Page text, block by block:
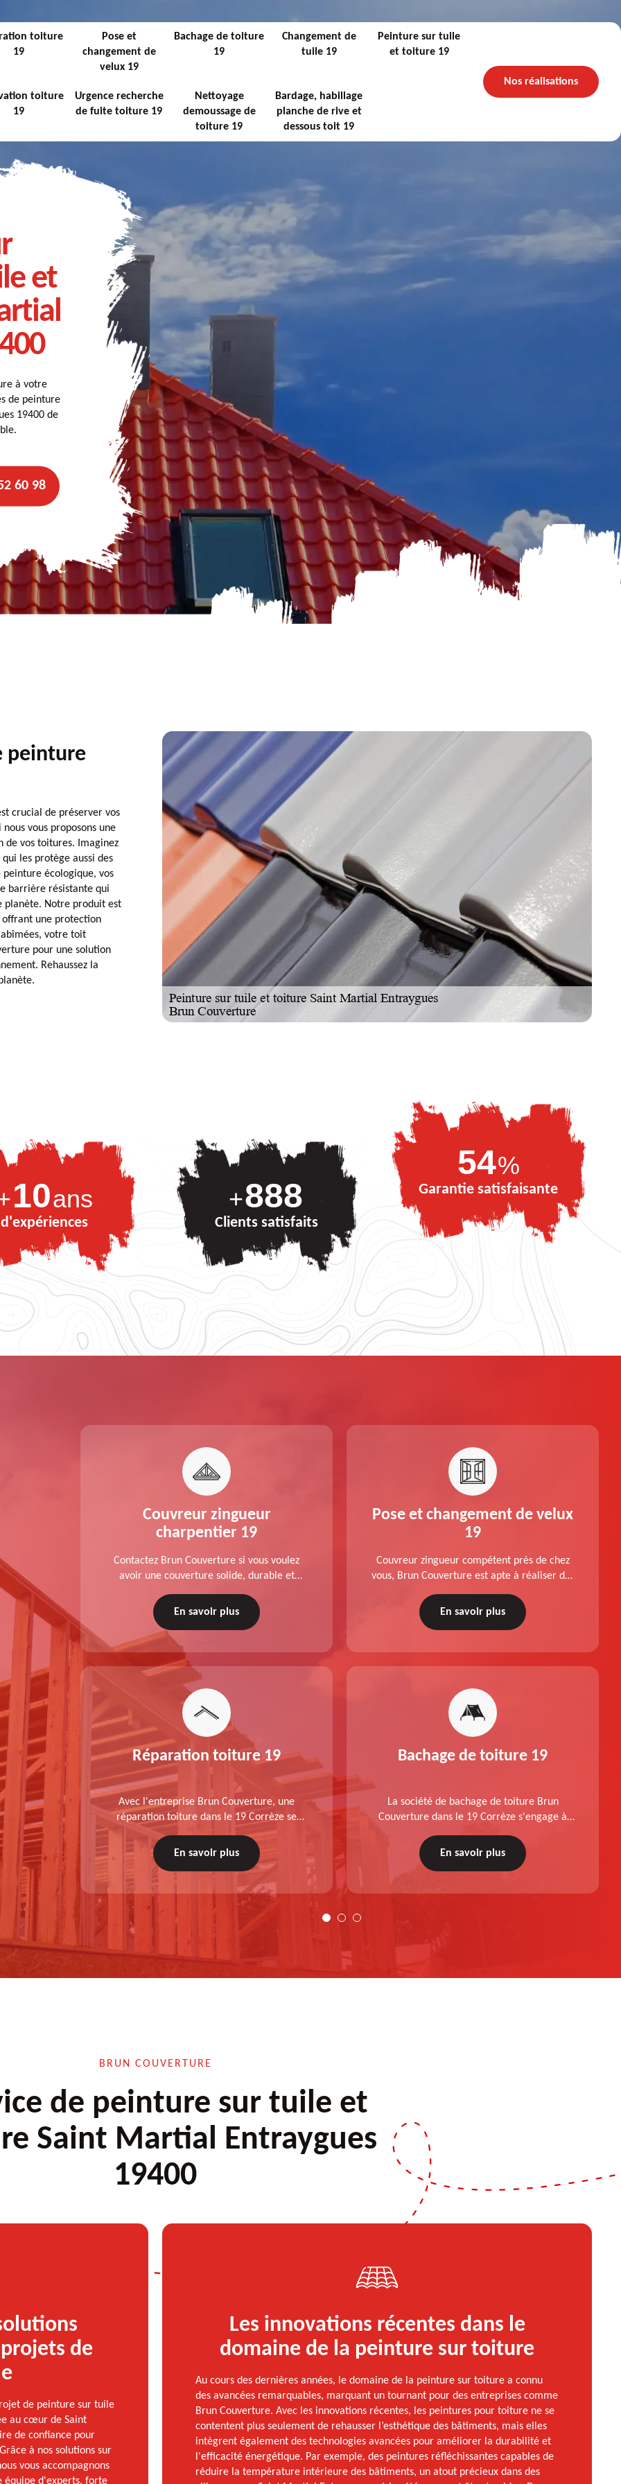
toiture
19
Pose et
changement de
velux 19
Bachage de toiture
19
Changement de
tuile 19
Peinture sur tuile
et toiture 19
toiture
19
Urgence recherche
de fuite toiture 19
Nettoyage
demoussage de
toiture 19
Bardage, habillage
planche de rive et
dessous toit 19
Nos réalisations
et
à votre
de peinture
19400 de
60 98
peinture
crucial de préserver vos
vous proposons une
de vos toitures. Imaginez
les protège aussi des
écologique, vos
barrière résistante qui
planète. Notre produit est
offrant une protection
votre toit
pour une solution
Rehaussez la
10ans
d'expériences
+888
Clients satisfaits
74%
Garantie satisfaisante
de
de
est
Brun
Couvreur zingueur
charpentier 19
Contactez Brun Couverture si vous voulez
avoir une couverture solide, durable et
dans le 19 Corrèze, nos services de qualité
sont accessibles au meilleur prix.
En savoir plus
Réparation toiture 19
Avec l'entreprise Brun Couverture, une
réparation toiture dans le 19 Corrèze se
déroule conformément aux normes :
diagnostic au prélable, choix de la technique
à appliquer, test après remise en état.
En savoir plus
Pose et changement de velux
19
Couvreur zingueur compétent près de chez
vous, Brun Couverture est apte à réaliser des
le 19 Corrèze, conformément aux normes.
En savoir plus
Bachage de toiture 19
La société de bachage de toiture Brun
Couverture dans le 19 Corrèze s'engage à
votre budget et à réaliser une intervention
personnalisée. Demandez votre devis gratuit.
En savoir plus
BRUN COUVERTURE
de peinture sur tuile et
Saint Martial Entraygues
19400
de
de peinture sur tuile
au cœur de Saint
de confiance pour
à nos solutions sur
vous accompagnons
équipe d'experts, forte
Les innovations récentes dans le
domaine de la peinture sur toiture
Au cours des dernières années, le domaine de la peinture sur toiture a connu
des avancées remarquables, marquant un tournant pour des entreprises comme
Brun Couverture. Avec les innovations récentes, les peintures pour toiture ne se
contentent plus seulement de rehausser l’esthétique des bâtiments, mais elles
intègrent également des technologies avancées pour améliorer la durabilité et
l'efficacité énergétique. Par exemple, des peintures réfléchissantes capables de
réduire la température intérieure des bâtiments, un atout précieux dans des